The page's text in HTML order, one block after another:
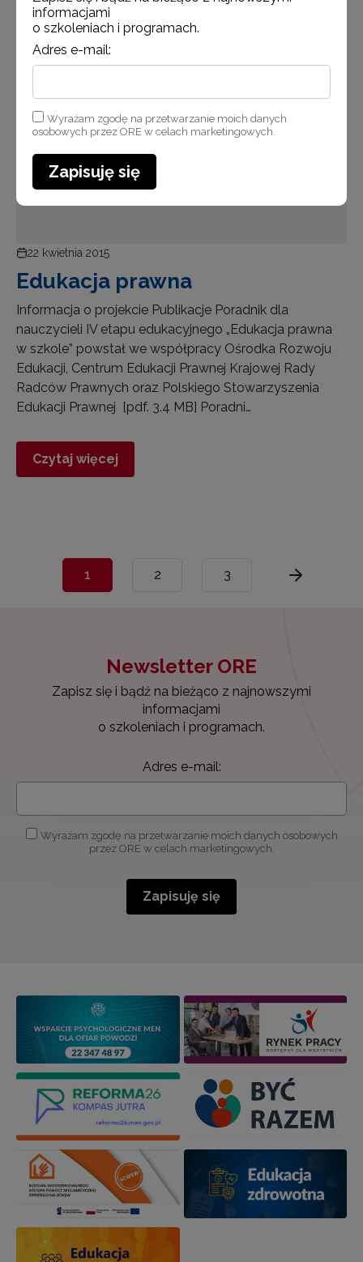
Aktualności
22 kwietnia 2015
Edukacja prawna
Informacja o projekcie Publikacje Poradnik dla
nauczycieli IV etapu edukacyjnego „Edukacja prawna
w szkole” powstał we współpracy Ośrodka Rozwoju
Edukacji, Centrum Edukacji Prawnej Krajowej Rady
Radców Prawnych oraz Polskiego Stowarzyszenia
Edukacji Prawnej [pdf. 3.4 MB] Poradni…
Czytaj więcej
1 2 3
Newsletter ORE
Zapisz się i bądź na bieżąco z najnowszymi
informacjami
o szkoleniach i programach.
Adres e-mail:
Wyrażam zgodę na przetwarzanie moich danych osobowych
przez ORE w celach marketingowych.
Zapisuję się
informacjami
o szkoleniach i programach.
Adres e-mail:
Wyrażam zgodę na przetwarzanie moich danych
osobowych przez ORE w celach marketingowych.
Zapisuję się